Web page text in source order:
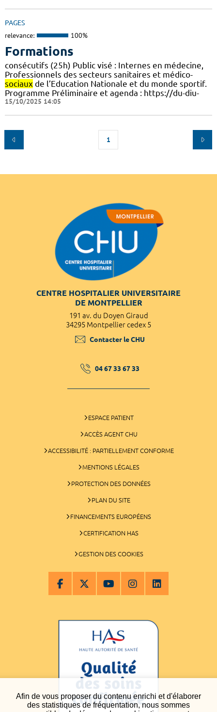
Afin de vous proposer du contenu enrichi et d'élaborer
des statistiques de fréquentation, nous sommes
PAGES
relevance: 100%
Formations
consécutifs (25h) Public visé : Internes en médecine,
Professionnels des secteurs sanitaires et médico-
sociaux de l’Education Nationale et du monde sportif.
Programme Préliminaire et agenda : https://du-diu-
15/10/2025 14:05
1
CENTRE HOSPITALIER UNIVERSITAIRE
DE MONTPELLIER
191 av. du Doyen Giraud
34295 Montpellier cedex 5
Contacter le CHU
04 67 33 67 33
ESPACE PATIENT
ACCÈS AGENT CHU
ACCESSIBILITÉ : PARTIELLEMENT CONFORME
MENTIONS LÉGALES
PROTECTION DES DONNÉES
PLAN DU SITE
FINANCEMENTS EUROPÉENS
CERTIFICATION HAS
GESTION DES COOKIES